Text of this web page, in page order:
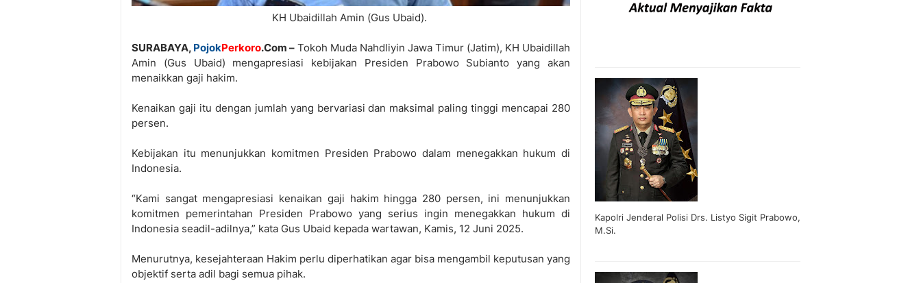
KH Ubaidillah Amin (Gus Ubaid).
SURABAYA, PojokPerkoro.Com – Tokoh Muda Nahdliyin Jawa Timur (Jatim), KH Ubaidillah
Amin (Gus Ubaid) mengapresiasi kebijakan Presiden Prabowo Subianto yang akan
menaikkan gaji hakim.
Kenaikan gaji itu dengan jumlah yang bervariasi dan maksimal paling tinggi mencapai 280
persen.
Kebijakan itu menunjukkan komitmen Presiden Prabowo dalam menegakkan hukum di
Indonesia.
“Kami sangat mengapresiasi kenaikan gaji hakim hingga 280 persen, ini menunjukkan
komitmen pemerintahan Presiden Prabowo yang serius ingin menegakkan hukum di
Indonesia seadil-adilnya,” kata Gus Ubaid kepada wartawan, Kamis, 12 Juni 2025.
Menurutnya, kesejahteraan Hakim perlu diperhatikan agar bisa mengambil keputusan yang
objektif serta adil bagi semua pihak.
Kapolri Jenderal Polisi Drs. Listyo Sigit Prabowo,
M.Si.